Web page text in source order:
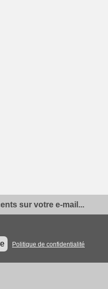
sur votre e-mail...
Politique de confidentialité